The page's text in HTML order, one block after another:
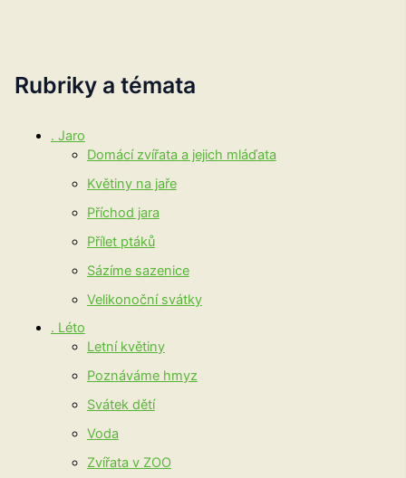
Rubriky a témata
. Jaro
Domácí zvířata a jejich mláďata
Květiny na jaře
Příchod jara
Přílet ptáků
Sázíme sazenice
Velikonoční svátky
. Léto
Letní květiny
Poznáváme hmyz
Svátek dětí
Voda
Zvířata v ZOO